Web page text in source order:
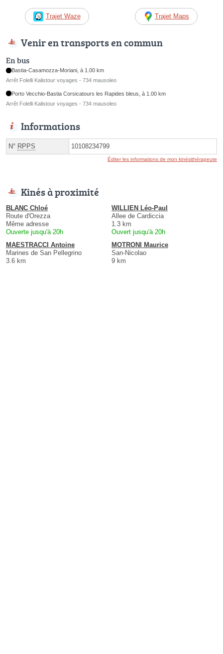
Trajet Waze Trajet Maps
Venir en transports en commun
En bus
Bastia-Casamozza-Moriani, à 1.00 km
Arrêt Folelli Kalistour voyages - 734 mausoleo
Porto Vecchio-Bastia Corsicatours les Rapides bleus, à 1.00 km
Arrêt Folelli Kalistour voyages - 734 mausoleo
Informations
N° RPPS 10108234799
Éditer les informations de mon kinésithérapeute
Kinés à proximité
BLANC Chloé
Route d'Orezza
Même adresse
Ouverte jusqu'à 20h
WILLIEN Léo-Paul
Allee de Cardiccia
1.3 km
Ouvert jusqu'à 20h
MAESTRACCI Antoine
Marines de San Pellegrino
3.6 km
MOTRONI Maurice
San-Nicolao
9 km